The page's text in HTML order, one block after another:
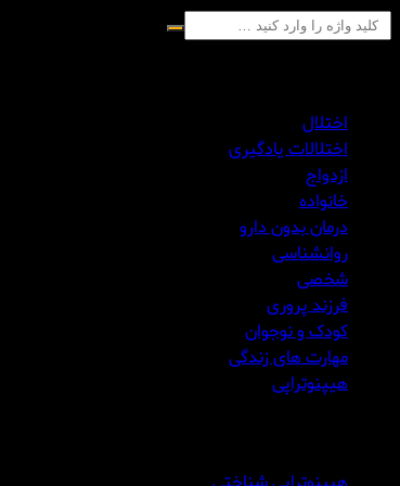
اختلال
اختلالات یادگیری
ازدواج
خانواده
درمان بدون دارو
روانشناسی
شخصی
فرزند پروری
کودک و نوجوان
مهارت های زندگی
هیپنوتراپی